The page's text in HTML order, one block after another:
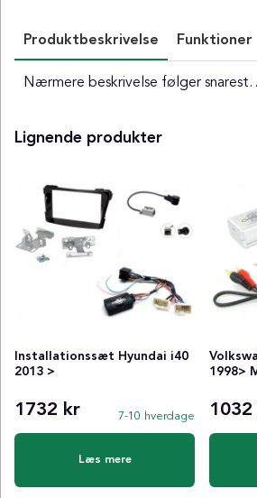
Produktbeskrivelse Funktioner
Nærmere beskrivelse følger
Lignende produkter
Installationssæt Hyundai i40
2013 >
1732 kr 7-10 hverdage
Læs mere
1998>